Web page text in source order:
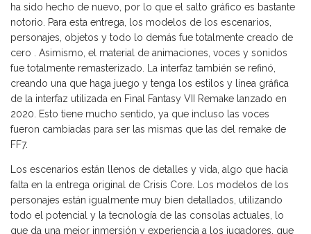
ha sido hecho de nuevo, por lo que el salto gráfico es bastante
notorio. Para esta entrega, los modelos de los escenarios,
personajes, objetos y todo lo demás fue totalmente creado de
cero . Asimismo, el material de animaciones, voces y sonidos
fue totalmente remasterizado. La interfaz también se refinó,
creando una que haga juego y tenga los estilos y línea gráfica
de la interfaz utilizada en Final Fantasy VII Remake lanzado en
2020. Esto tiene mucho sentido, ya que incluso las voces
fueron cambiadas para ser las mismas que las del remake de
FF7.
Los escenarios están llenos de detalles y vida, algo que hacía
falta en la entrega original de Crisis Core. Los modelos de los
personajes están igualmente muy bien detallados, utilizando
todo el potencial y la tecnología de las consolas actuales, lo
que da una mejor inmersión y experiencia a los jugadores, que